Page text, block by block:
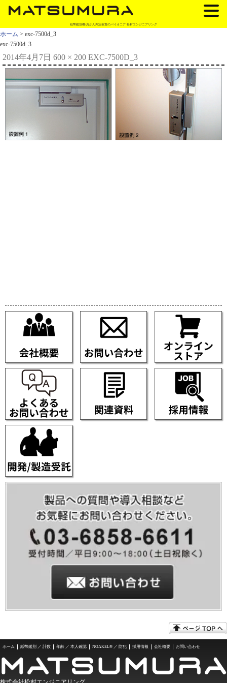
紙幣鑑別機/真がん判定装置のパイオニア 松村エンジニアリング
ホーム > exc-7500d_3
exc-7500d_3
2014年4月7日 600 × 200 EXC-7500D_3
ホーム 紙幣鑑別 ／ 計数 年齢 ／ 本人確認 NOAKEL® ／ 防犯 採用情報 会社概要 お問い合わせ